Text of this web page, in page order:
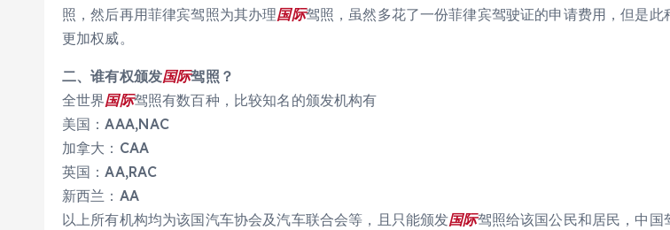
照，然后再用菲律宾驾照为其办理国际驾照，虽然多花了一份菲律宾驾驶证的申请费用，但是此
更加权威。
二、谁有权颁发国际驾照？
全世界国际驾照有数百种，比较知名的颁发机构有
美国：AAA,NAC
加拿大：CAA
英国：AA,RAC
新西兰：AA
以上所有机构均为该国汽车协会及汽车联合会等，且只能颁发国际驾照给该国公民和居民，中国